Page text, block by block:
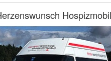
Hospizmobil